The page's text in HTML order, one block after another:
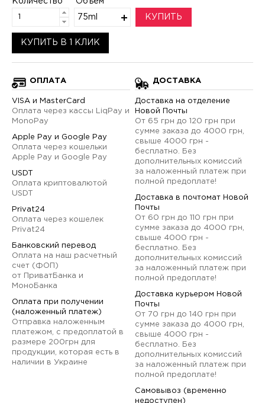
75ml КУПИТЬ
КУПИТЬ В 1 КЛИК
ОПЛАТА
VISA и MasterCard
Оплата через кассы LiqPay и
MonoPay
Apple Pay и Google Pay
Оплата через кошельки
Apple Pay и Google Pay
USDT
Оплата криптовалютой
USDT
Privat24
Оплата через кошелек
Privat24
Банковский перевод
Оплата на наш расчетный
счет (ФОП)
от ПриватБанка и
МоноБанка
Оплата при получении
(наложенный платеж)
Отправка наложенным
платежом, с предоплатой в
размере 200грн для
продукции, которая есть в
наличии в Украине
ДОСТАВКА
Доставка на отделение
Новой Почты
От 65 грн до 120 грн при
сумме заказа до 4000 грн,
свыше 4000 грн -
бесплатно. Без
дополнительных комиссий
за наложенный платеж при
полной предоплате!
Доставка в почтомат Новой
Почты
От 60 грн до 110 грн при
сумме заказа до 4000 грн,
свыше 4000 грн -
бесплатно. Без
дополнительных комиссий
за наложенный платеж при
полной предоплате!
Доставка курьером Новой
Почты
От 70 грн до 140 грн при
сумме заказа до 4000 грн,
свыше 4000 грн -
бесплатно. Без
дополнительных комиссий
за наложенный платеж при
полной предоплате!
Самовывоз (временно
недоступен)